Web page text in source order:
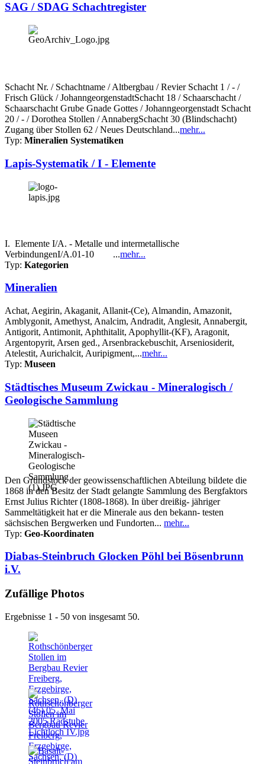
SAG / SDAG Schachtregister
Schacht Nr. / Schachtname / Altbergbau / Revier Schacht 1 / - /
Frisch Glück / JohanngeorgenstadtSchacht 18 / Schaarschacht /
Schaarschacht Grube Gnade Gottes / Johanngeorgenstadt Schacht
20 / - / Dorothea Stollen / AnnabergSchacht 30 (Blindschacht)
Zugang über Stollen 62 / Neues Deutschland...mehr...
Typ: Mineralien Systematiken
Lapis-Systematik / I - Elemente
I. Elemente I/A. - Metalle und intermetallische
VerbindungenI/A.01-10 ...mehr...
Typ: Kategorien
Mineralien
Achat, Aegirin, Akaganit, Allanit-(Ce), Almandin, Amazonit,
Amblygonit, Amethyst, Analcim, Andradit, Anglesit, Annabergit,
Antigorit, Antimonit, Aphthitalit, Apophyllit-(KF), Aragonit,
Argentopyrit, Arsen ged., Arsenbrackebuschit, Arseniosiderit,
Atelestit, Aurichalcit, Auripigment,...mehr...
Typ: Museen
Städtisches Museum Zwickau - Mineralogisch /
Geologische Sammlung
Den Grundstock der geowissenschaftlichen Abteilung bildete die
1868 in den Besitz der Stadt gelangte Sammlung des Bergfaktors
Ernst Julius Richter (1808-1868). In über dreißig- jähriger
Sammeltätigkeit hat er die Minerale aus den bekann- testen
sächsischen Bergwerken und Fundorten... mehr...
Typ: Geo-Koordinaten
Diabas-Steinbruch Glocken Pöhl bei Bösenbrunn
i.V.
Zufällige Photos
Ergebnisse 1 - 50 von insgesamt 50.